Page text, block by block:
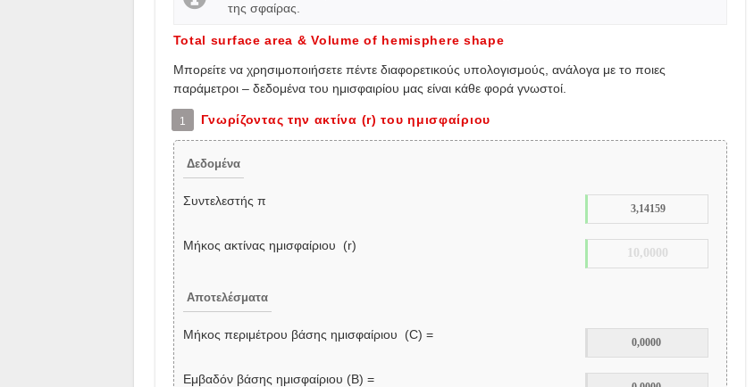
της σφαίρας.
Total surface area & Volume of hemisphere shape
Μπορείτε να χρησιμοποιήσετε πέντε διαφορετικούς υπολογισμούς, ανάλογα με το ποιες
παράμετροι – δεδομένα του ημισφαιρίου μας είναι κάθε φορά γνωστοί.
1 Γνωρίζοντας την ακτίνα (r) του ημισφαίριου
Δεδομένα
Συντελεστής π
Μήκος ακτίνας ημισφαίριου (r)
Αποτελέσματα
Μήκος περιμέτρου βάσης ημισφαίριου (C) =
Εμβαδόν βάσης ημισφαίριου (Β) =